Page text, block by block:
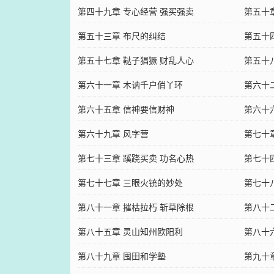
第四十九章 专心经营 强买强卖
第五十
第五十三章 布尺的纠结
第五十
第五十七章 鞑子猖獗 财乱人心
第五十
第六十一章 木讷千户俏丫环
第六十
第六十五章 信神要信财神
第六十
第六十九章 风字营
第七十
第七十三章 蹊跷买卖 功名心热
第七十
第七十七章 三眼火铳的妙处
第七十
第八十一章 摧枯拉朽 斩草除根
第八十
第八十五章 灵山知州欧阳利
第八十
第八十九章 囤田和学塾
第九十